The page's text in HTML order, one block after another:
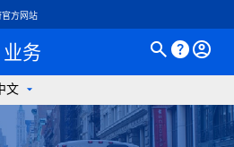
方网站
业务
文